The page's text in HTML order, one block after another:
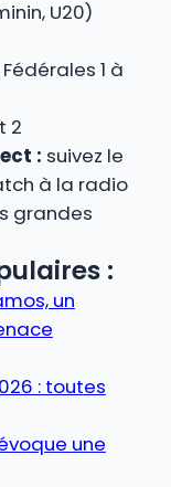
U20)
1 à
2
: suivez le
à la radio
grandes
:
un
: toutes
une